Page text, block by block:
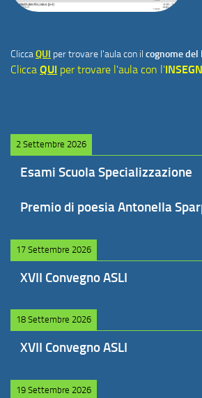
CliccaQUI per trovare l'aula con il cognome del
Clicca QUI per trovare l'aula con l'
2 Settembre 2026
Esami Scuola Specializzazione
Premio di poesia Antonella
17 Settembre 2026
XVII Convegno ASLI
18 Settembre 2026
XVII Convegno ASLI
19 Settembre 2026